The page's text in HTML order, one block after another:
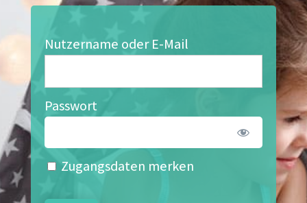
Nutzername oder E-Mail
Passwort
Zugangsdaten merken